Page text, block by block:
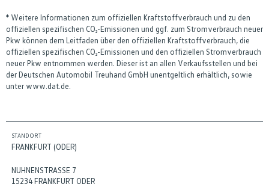
* Weitere Informationen zum offiziellen Kraftstoffverbrauch und zu den
offiziellen spezifischen CO₂-Emissionen und ggf. zum Stromverbrauch neuer
Pkw können dem Leitfaden über den offiziellen Kraftstoffverbrauch, die
offiziellen spezifischen CO₂-Emissionen und den offiziellen Stromverbrauch
neuer Pkw entnommen werden. Dieser ist an allen Verkaufsstellen und bei
der Deutschen Automobil Treuhand GmbH unentgeltlich erhältlich, sowie
unter www.dat.de.
STANDORT
FRANKFURT (ODER)
NUHNENSTRASSE 7
15234 FRANKFURT ODER